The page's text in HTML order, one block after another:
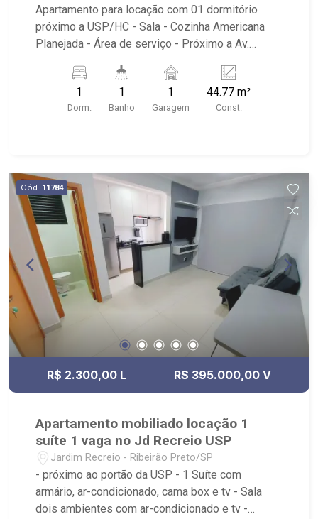
Apartamento para locação com 01 dormitório
próximo a USP/HC - Sala - Cozinha Americana
Planejada - Área de serviço - Próximo a Av.
garagem coberta Prédio com portaria 24 horas,
galeria na parte inferior com empório, fácil
acesso a Rodovia Bandeirantes e muito próximo
1
Dorm.
1
Banho
1
Garagem
44.77 m²
Const.
Cód. 11784
R$ 2.300,00 L R$ 395.000,00 V
Apartamento mobiliado locação 1
suíte 1 vaga no Jd Recreio USP
Jardim Recreio - Ribeirão Preto/SP
- próximo ao portão da USP - 1 Suíte com
armário, ar-condicionado, cama box e tv - Sala
dois ambientes com ar-condicionado e tv -